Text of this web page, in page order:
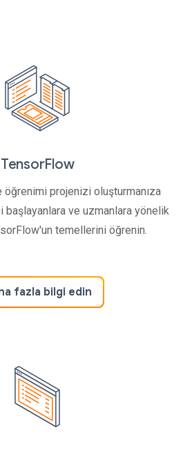
TensorFlow
öğrenimi projenizi oluşturmanıza
başlayanlara ve uzmanlara yönelik
temellerini öğrenin.
fazla bilgi edin